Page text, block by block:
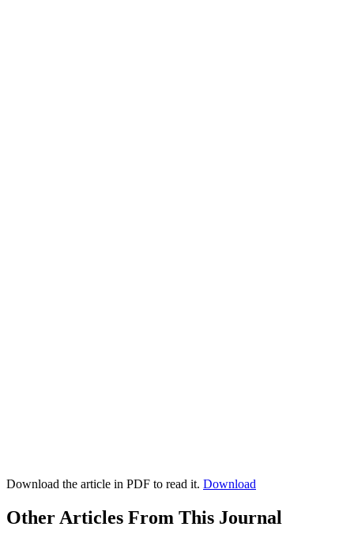
Download the article in PDF to read it. Download
Other Articles From This Journal